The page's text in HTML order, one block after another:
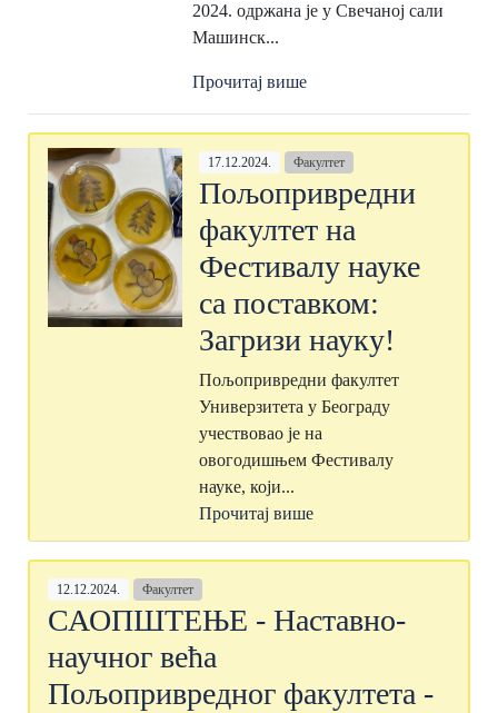
2024. одржана је у Свечаној сали
Машинск...
Прочитај више
17.12.2024. Факултет
Пољопривредни
факултет на
Фестивалу науке
са поставком:
Загризи науку!
Пољопривредни факултет
Универзитета у Београду
учествовао је на
овогодишњем Фестивалу
науке, који...
Прочитај више
12.12.2024. Факултет
САОПШТЕЊЕ - Наставно-
научног већа
Пољопривредног факултета -